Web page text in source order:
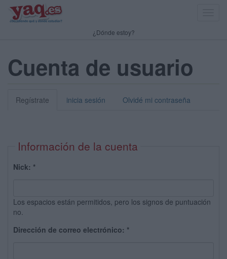
¿Dónde estoy?
Cuenta de usuario
Regístrate inicia sesión Olvidé mi contraseña
Información de la cuenta
Nick: *
Los espacios están permitidos, pero los signos de puntuación
no.
Dirección de correo electrónico: *